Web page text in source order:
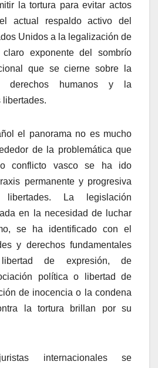
la tortura para evitar actos
actual respaldo activo del
Unidos a la legalización de
exponente del sombrí­o
que se cierne sobre la
derechos humanos y la
libertades.
el panorama no es mucho
de la problemática que
conflicto vasco se ha ido
permanente y progresiva
La legislación
en la necesidad de luchar
se ha identificado con el
y derechos fundamentales
de expresión, de
polí­tica o libertad de
de inocencia o la condena
la tortura brillan por su
internacionales se